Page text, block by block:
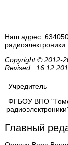
Наш адрес:
Copyright © 2012-
Revised:
Учредитель
ФГБОУ ВПО
Главный